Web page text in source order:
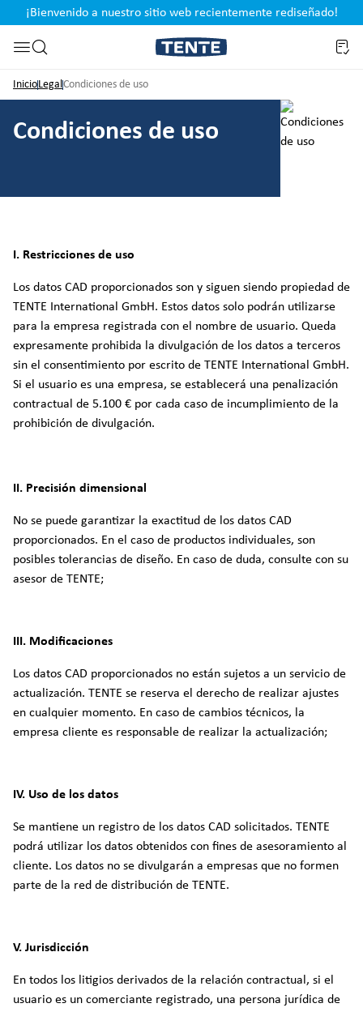
Saltar a la búsqueda
¡Bienvenido a nuestro sitio web recientemente rediseñado!
InicioLegalCondiciones de uso
Condiciones de uso
I. Restricciones de uso
Los datos CAD proporcionados son y siguen siendo propiedad de
TENTE International GmbH. Estos datos solo podrán utilizarse
para la empresa registrada con el nombre de usuario. Queda
expresamente prohibida la divulgación de los datos a terceros
sin el consentimiento por escrito de TENTE International GmbH.
Si el usuario es una empresa, se establecerá una penalización
contractual de 5.100 € por cada caso de incumplimiento de la
prohibición de divulgación.
II. Precisión dimensional
No se puede garantizar la exactitud de los datos CAD
proporcionados. En el caso de productos individuales, son
posibles tolerancias de diseño. En caso de duda, consulte con su
asesor de TENTE;
III. Modificaciones
Los datos CAD proporcionados no están sujetos a un servicio de
actualización. TENTE se reserva el derecho de realizar ajustes
en cualquier momento. En caso de cambios técnicos, la
empresa cliente es responsable de realizar la actualización;
IV. Uso de los datos
Se mantiene un registro de los datos CAD solicitados. TENTE
podrá utilizar los datos obtenidos con fines de asesoramiento al
cliente. Los datos no se divulgarán a empresas que no formen
parte de la red de distribución de TENTE.
V. Jurisdicción
En todos los litigios derivados de la relación contractual, si el
usuario es un comerciante registrado, una persona jurídica de